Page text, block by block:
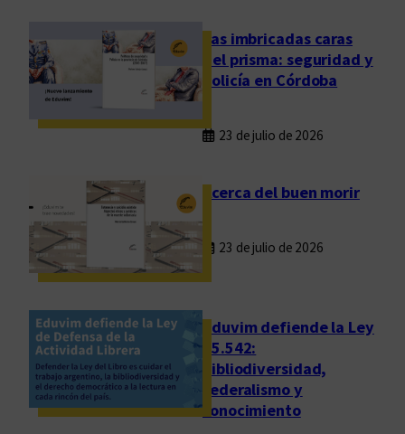
n
t
i
p
a
“
v
i
d
a
n
Las imbricadas caras
del prisma: seguridad y
policía en Córdoba
23 de julio de 2026
Acerca del buen morir
23 de julio de 2026
Eduvim defiende la Ley
25.542:
bibliodiversidad,
federalismo y
conocimiento